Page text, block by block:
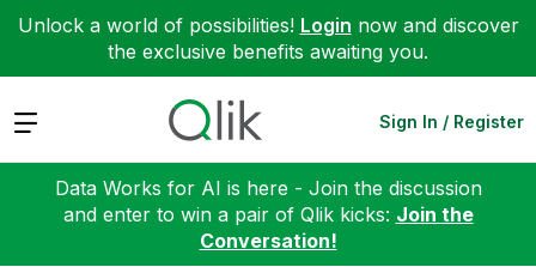
Unlock a world of possibilities! Login now and discover
the exclusive benefits awaiting you.
Expand Sign In / Register
Data Works for AI is here - Join the discussion
and enter to win a pair of Qlik kicks: Join the
Conversation!